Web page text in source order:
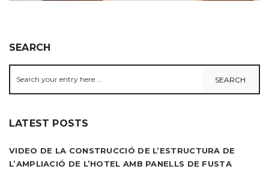
SEARCH
LATEST POSTS
VIDEO DE LA CONSTRUCCIÓ DE L’ESTRUCTURA DE
L’AMPLIACIÓ DE L’HOTEL AMB PANELLS DE FUSTA